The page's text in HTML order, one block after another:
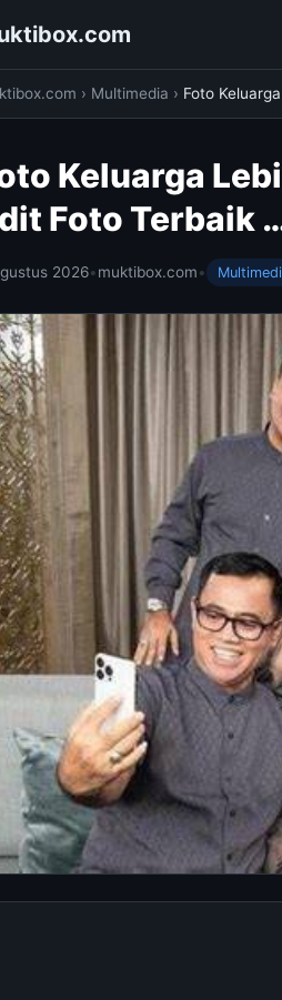
› Multimedia › Foto
Keluarga
Foto Terbaik
2026•muktibox.com•